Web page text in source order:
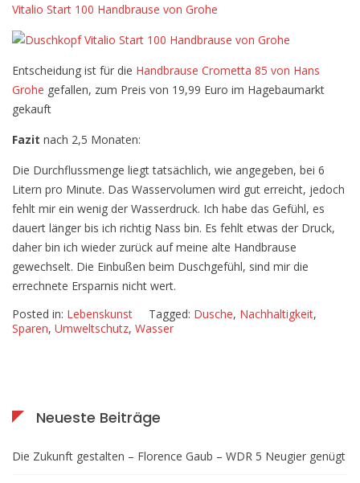
Vitalio Start 100 Handbrause von Grohe
Entscheidung ist für die Handbrause Crometta 85 von Hans
Grohe gefallen, zum Preis von 19,99 Euro im Hagebaumarkt
gekauft
Fazit nach 2,5 Monaten:
Die Durchflussmenge liegt tatsächlich, wie angegeben, bei 6
Litern pro Minute. Das Wasservolumen wird gut erreicht, jedoch
fehlt mir ein wenig der Wasserdruck. Ich habe das Gefühl, es
dauert länger bis ich richtig Nass bin. Es fehlt etwas der Druck,
daher bin ich wieder zurück auf meine alte Handbrause
gewechselt. Die Einbußen beim Duschgefühl, sind mir die
errechnete Ersparnis nicht wert.
Posted in: Lebenskunst Tagged: Dusche, Nachhaltigkeit,
Sparen, Umweltschutz, Wasser
Neueste Beiträge
Die Zukunft gestalten – Florence Gaub – WDR 5 Neugier genügt